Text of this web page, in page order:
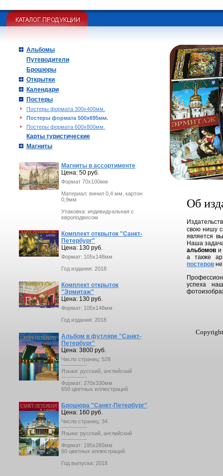
Альбомы
Путеводители
Брошюры
Открытки
Календари
Постеры
Постеры формата 300х400мм.
Постеры формата 500х695мм.
Постеры формата 600х800мм.
Карты туристические
Магниты
Магниты в ассортименте
Цена: 50 руб.
Формат 70х100мм
Материал: винил 0,4 мм, картон
0,9мм
Упаковка: индивидуальная с
европодвесом
Комплект открыток "Санкт-
Петербург"
Цена: 130 руб.
Формат: 105x148мм
Год издания: 2018
Комплект открыток
"Эрмитаж"
Цена: 130 руб.
Формат: 105x148мм
Год издания: 2018
Альбом в футляре "Санкт-
Петербург"
Цена: 3800 руб.
Число страниц: 528
-------------
Языки: русский, английский
-------------
Формат: 270х330мм
650 цветных иллюстраций
Брошюра "Санкт-Петербург"
Цена: 160 руб.
Число страниц: 34
-------------
Языки: русский, английский
-------------
Формат: 195х265мм
60 цветных иллюстраций
Год выпуска: 2018
Об
свою нишу
является
Наша
альбомов и
а также
постеров
успеха